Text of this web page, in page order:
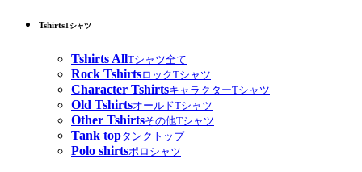
TshirtsTシャツ
Tshirts AllTシャツ全て
Rock TshirtsロックTシャツ
Character TshirtsキャラクターTシャツ
Old TshirtsオールドTシャツ
Other Tshirtsその他Tシャツ
Tank topタンクトップ
Polo shirtsポロシャツ